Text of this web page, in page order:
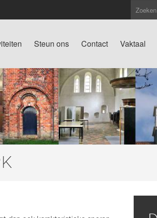
Steun ons Contact Vaktaal